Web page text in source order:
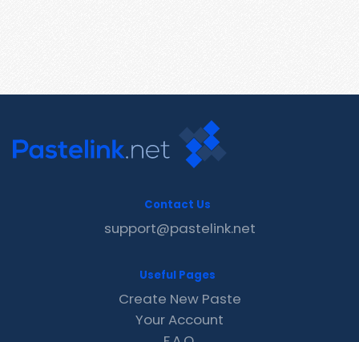
Contact Us
support@pastelink.net
Useful Pages
Create New Paste
Your Account